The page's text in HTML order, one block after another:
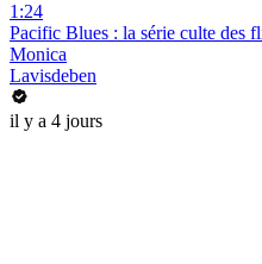
1:24
Pacific Blues : la série culte des
Monica
Lavisdeben
il y a 4 jours